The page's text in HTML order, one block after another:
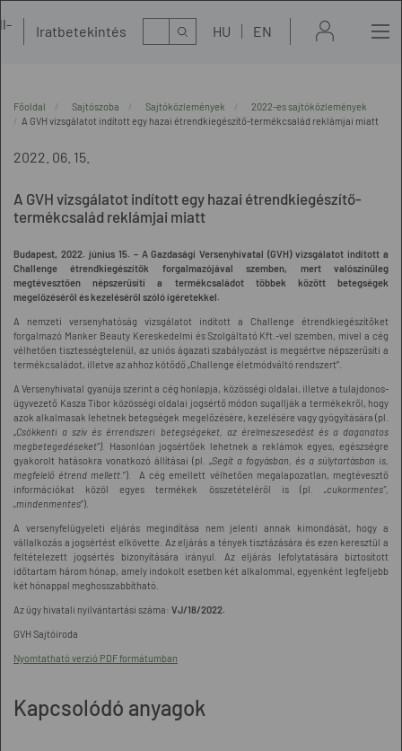
Iratbetekintés Kereső HU EN
Főoldal Sajtószoba Sajtóközlemények
2022-es sajtóközlemények
A GVH vizsgálatot indított egy hazai étrendkiegészítő-termékcsalád reklámjai miatt
2022. 06. 15.
A GVH vizsgálatot indított egy hazai étrendkiegészítő-
termékcsalád reklámjai miatt
Budapest, 2022. június 15. – A Gazdasági Versenyhivatal (GVH) vizsgálatot indított a
Challenge étrendkiegészítők forgalmazójával szemben, mert valószínűleg
megtévesztően népszerűsíti a termékcsaládot többek között betegségek
megelőzéséről és kezeléséről szóló ígéretekkel.
A nemzeti versenyhatóság vizsgálatot indított a Challenge étrendkiegészítőket
forgalmazó Manker Beauty Kereskedelmi és Szolgáltató Kft.-vel szemben, mivel a cég
vélhetően tisztességtelenül, az uniós ágazati szabályozást is megsértve népszerűsíti a
termékcsaládot, illetve az ahhoz kötődő „Challenge életmódváltó rendszert”.
A Versenyhivatal gyanúja szerint a cég honlapja, közösségi oldalai, illetve a tulajdonos-
ügyvezető Kasza Tibor közösségi oldalai jogsértő módon sugallják a termékekről, hogy
azok alkalmasak lehetnek betegségek megelőzésére, kezelésére vagy gyógyítására (pl.
„Csökkenti a szív és érrendszeri betegségeket, az érelmeszesedést és a daganatos
megbetegedéseket”).
Hasonlóan jogsértőek lehetnek a reklámok egyes, egészségre
gyakorolt hatásokra vonatkozó állításai (pl. „Segít a fogyásban, és a súlytartásban is,
megfelelő étrend mellett .”). A cég emellett vélhetően megalapozatlan, megtévesztő
információkat közöl egyes termékek összetételéről is (pl. „cukormentes”,
„mindenmentes”).
A versenyfelügyeleti eljárás megindítása nem jelenti annak kimondását, hogy a
vállalkozás a jogsértést elkövette. Az eljárás a tények tisztázására és ezen keresztül a
feltételezett jogsértés bizonyítására irányul. Az eljárás lefolytatására biztosított
időtartam három hónap, amely indokolt esetben két alkalommal, egyenként legfeljebb
két hónappal meghosszabbítható.
Az ügy hivatali nyilvántartási száma: VJ/18/2022.
GVH Sajtóiroda
Nyomtatható verzió PDF formátumban
Kapcsolódó anyagok